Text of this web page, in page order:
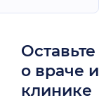
о враче
клинике